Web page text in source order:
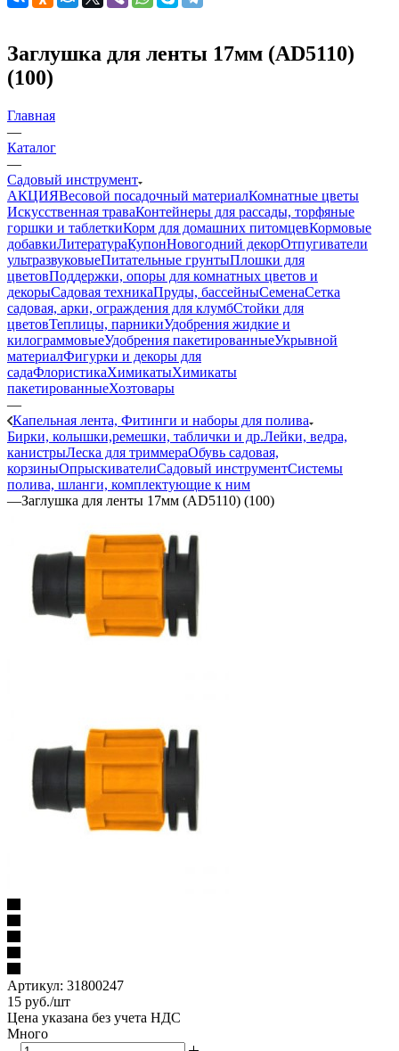
Заглушка для ленты 17мм (AD5110)
(100)
Главная
—
Каталог
—
Садовый инструмент
АКЦИЯВесовой посадочный материалКомнатные цветы
Искусственная траваКонтейнеры для рассады, торфяные
горшки и таблеткиКорм для домашних питомцевКормовые
добавкиЛитератураКупонНовогодний декорОтпугиватели
ультразвуковыеПитательные грунтыПлошки для
цветовПоддержки, опоры для комнатных цветов и
декорыСадовая техникаПруды, бассейныСеменаСетка
садовая, арки, ограждения для клумбСтойки для
цветовТеплицы, парникиУдобрения жидкие и
килограммовыеУдобрения пакетированныеУкрывной
материалФигурки и декоры для
садаФлористикаХимикатыХимикаты
пакетированныеХозтовары
—
Капельная лента, Фитинги и наборы для полива
Бирки, колышки,ремешки, таблички и др.Лейки, ведра,
канистрыЛеска для триммераОбувь садовая,
корзиныОпрыскивателиСадовый инструментСистемы
полива, шланги, комплектующие к ним
—Заглушка для ленты 17мм (AD5110) (100)
Артикул: 31800247
15 руб./шт
Цена указана без учета НДС
Много